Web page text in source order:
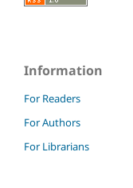
Information
For Readers
For Authors
For Librarians